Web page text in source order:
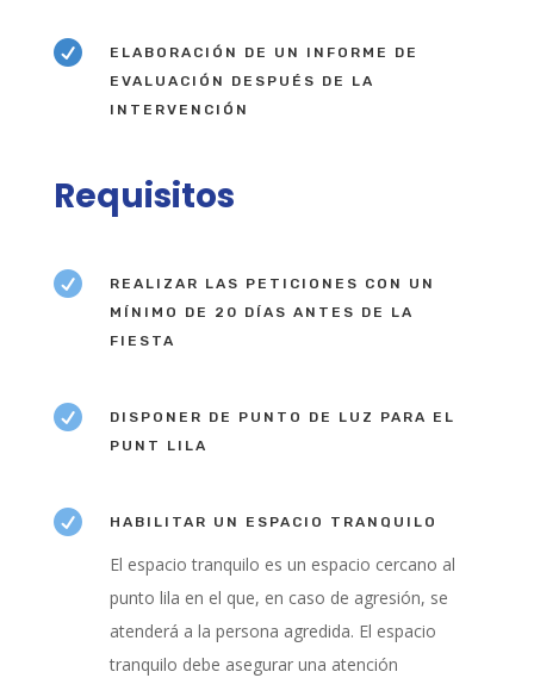

ELABORACIÓN DE UN INFORME DE
EVALUACIÓN DESPUÉS DE LA
INTERVENCIÓN
Requisitos

REALIZAR LAS PETICIONES CON UN
MÍNIMO DE 20 DÍAS ANTES DE LA
FIESTA

DISPONER DE PUNTO DE LUZ PARA EL
PUNT LILA
 HABILITAR UN ESPACIO TRANQUILO
El espacio tranquilo es un espacio cercano al
punto lila en el que, en caso de agresión, se
atenderá a la persona agredida. El espacio
tranquilo debe asegurar una atención